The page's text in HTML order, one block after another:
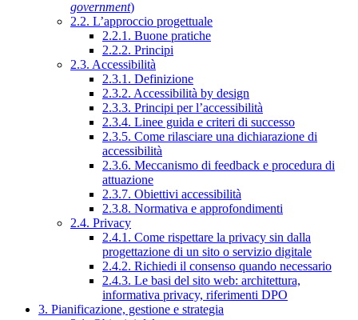
government)
2.2. L’approccio progettuale
2.2.1. Buone pratiche
2.2.2. Principi
2.3. Accessibilità
2.3.1. Definizione
2.3.2. Accessibilità by design
2.3.3. Principi per l’accessibilità
2.3.4. Linee guida e criteri di successo
2.3.5. Come rilasciare una dichiarazione di
accessibilità
2.3.6. Meccanismo di feedback e procedura di
attuazione
2.3.7. Obiettivi accessibilità
2.3.8. Normativa e approfondimenti
2.4. Privacy
2.4.1. Come rispettare la privacy sin dalla
progettazione di un sito o servizio digitale
2.4.2. Richiedi il consenso quando necessario
2.4.3. Le basi del sito web: architettura,
informativa privacy, riferimenti DPO
3. Pianificazione, gestione e strategia